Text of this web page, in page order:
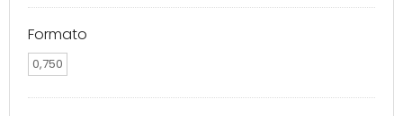
Formato
0,750